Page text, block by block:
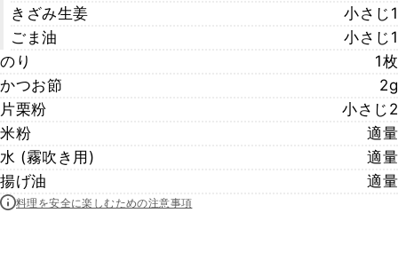
きざみ生姜
小さじ1
ごま油
小さじ1
のり
1枚
かつお節
2g
片栗粉
小さじ2
米粉
適量
水 (霧吹き用)
適量
揚げ油
適量
料理を安全に楽しむための注意事項